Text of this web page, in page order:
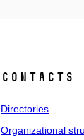
Contacts
Directories
Organizational